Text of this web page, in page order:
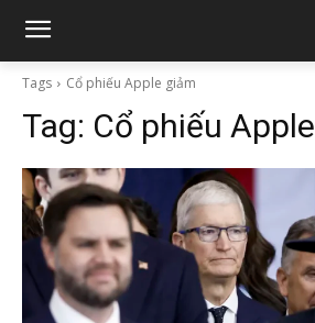
Tags Cổ phiếu Apple giảm
Tag: Cổ phiếu